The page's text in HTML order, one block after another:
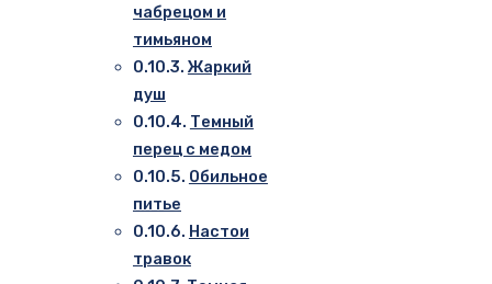
чабрецом и
тимьяном
Жаркий
душ
Темный
перец с медом
Обильное
питье
Настои
травок